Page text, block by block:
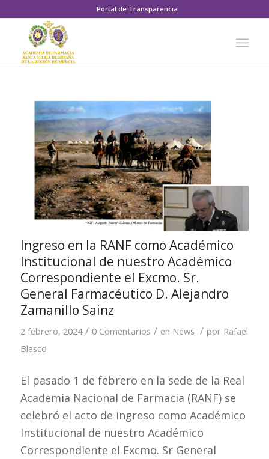
Portal de Transparencia
Ingreso en la RANF como Académico
Institucional de nuestro Académico
Correspondiente el Excmo. Sr.
General Farmacéutico D. Alejandro
Zamanillo Sainz
2 febrero, 2024 / 0 Comentarios / en News / por Rafael
Blasco
El pasado 1 de febrero en la sede de la Real
Academia Nacional de Farmacia (RANF) se
celebró el acto de ingreso como Académico
Institucional de nuestro Académico
Correspondiente el Excmo. Sr General